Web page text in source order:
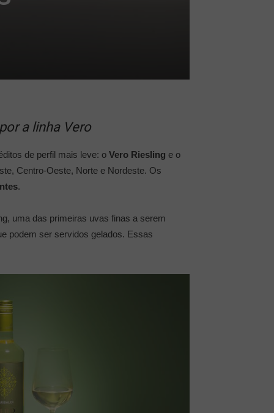
a linha Vero
de perfil mais leve: o Vero Riesling e o
Centro-Oeste, Norte e Nordeste. Os
.
uma das primeiras uvas finas a serem
podem ser servidos gelados. Essas